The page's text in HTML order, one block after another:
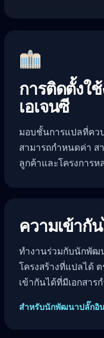
การติดตั้งใ
เอเจนซี
มอบชั้นการแปลที่คว
สามารถกำหนดค่า ส
ลูกค้าและโครงการ
ความเข้ากั
ทำงานร่วมกับนักพัฒ
โครงสร้างที่แปลได้
เข้ากันได้ที่มีเอกสาร
สำหรับนักพัฒนาปลั๊กอิ